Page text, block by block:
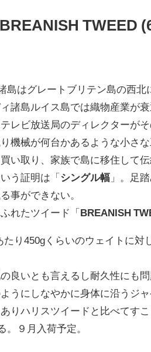
TWEED
島はグレートブリテン島の西
諸島ルイス島では織物産業が
レビ放送局のディレクターが
機械が何台かあるような小さ
い取り、家族で島に移住して
う証明は「 シングル幅 」。足
事ができない。
れたツイード「 BREANISH
り450gくらいのウェイトに対
良いとも言えるし耐久性にも
うにしなやかに身体に沿うジ
りハリスツイードと比べてす
。９月入荷予定。